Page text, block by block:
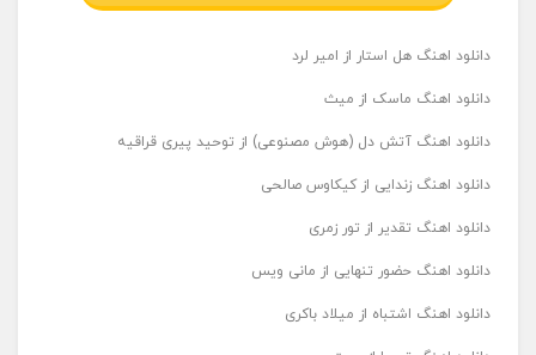
دانلود اهنگ هل استار از امیر لرد
دانلود اهنگ ماسک از میث
دانلود اهنگ آتش دل (هوش مصنوعی) از توحید پیری قراقیه
دانلود اهنگ زندایی از کیکاوس صالحی
دانلود اهنگ تقدیر از تور زمری
دانلود اهنگ حضور تنهایی از مانی ویس
دانلود اهنگ اشتباه از میلاد باکری